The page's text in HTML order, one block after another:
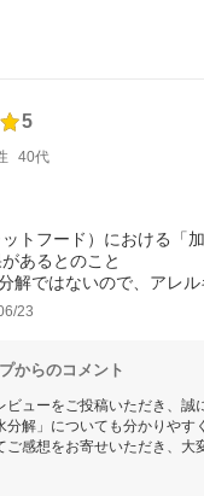
5
40代
トフード）における「
あるとのこと
解ではないので、アレ
23
からのコメント
ビューをご投稿いただき、誠
分解」についても分かりやす
ご感想をお寄せいただき、大